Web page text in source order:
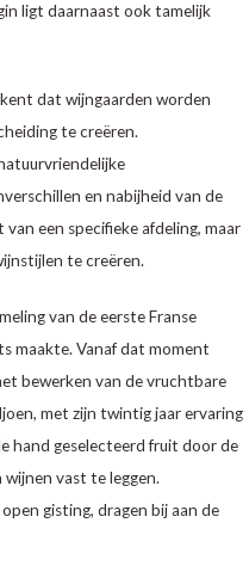
ligt daarnaast ook tamelijk
dat wijngaarden worden
te creëren.
en nabijheid van de
een specifieke afdeling, maar
te creëren.
van de eerste Franse
maakte. Vanaf dat moment
bewerken van de vruchtbare
met zijn twintig jaar ervaring
hand geselecteerd fruit door de
vast te leggen.
gisting, dragen bij aan de